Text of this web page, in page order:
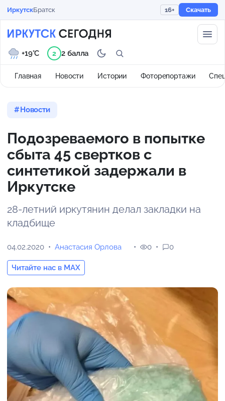
ИркутскБратск 16+ Скачать
Главная Новости Истории Фоторепортажи
+19°C 2 2 балла
Новости
Подозреваемого в попытке
сбыта 45 свертков с
синтетикой задержали в
Иркутске
28-летний иркутянин делал закладки на
кладбище
04.02.2020 Анастасия Орлова
Читайте нас в MAX
0 0